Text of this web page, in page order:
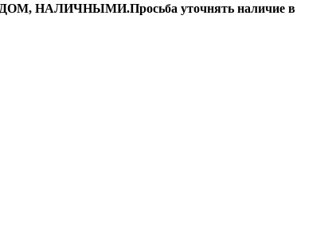
уточнять наличие в